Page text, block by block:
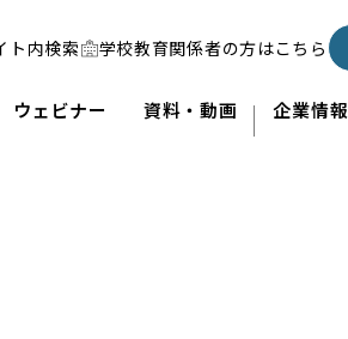
ト内検索 学校教育関係者の方はこちら
ウェビナー 資料・動画 企業情報